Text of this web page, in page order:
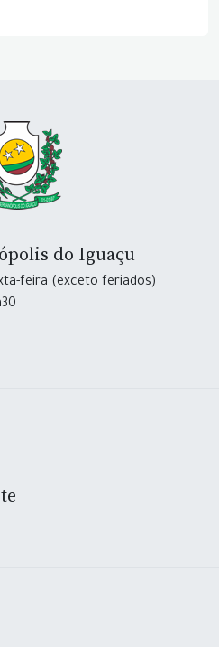
do Iguaçu
feira (exceto feriados)